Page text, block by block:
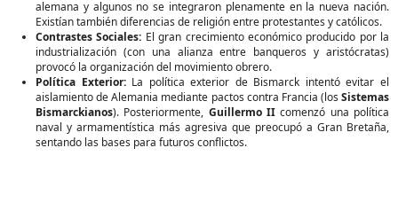
alemana y algunos no se integraron plenamente en la nueva nación.
Existían también diferencias de religión entre protestantes y católicos.
Contrastes Sociales: El gran crecimiento económico producido por la
industrialización (con una alianza entre banqueros y aristócratas)
provocó la organización del movimiento obrero.
Política Exterior:La política exterior de Bismarck intentó evitar el
aislamiento de Alemania mediante pactos contra Francia (los Sistemas
Bismarckianos). Posteriormente, Guillermo II comenzó una política
naval y armamentística más agresiva que preocupó a Gran Bretaña,
sentando las bases para futuros conflictos.